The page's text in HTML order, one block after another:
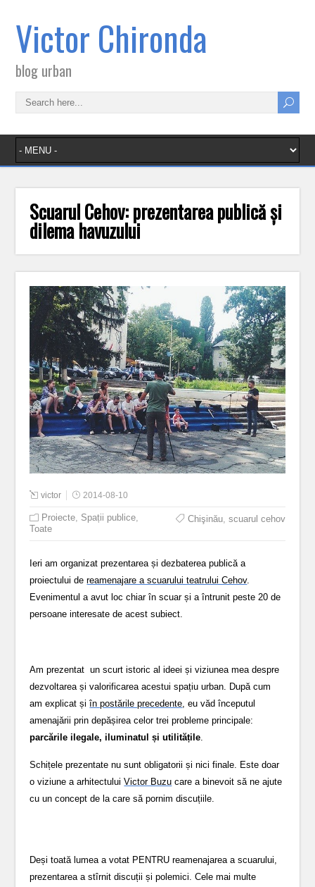
Victor Chironda
blog urban
Scuarul Cehov: prezentarea publică și
dilema havuzului
victor 2014-08-10
Proiecte Spații publice
Toate
Chişinău, scuarul cehov
Ieri am organizat prezentarea și dezbaterea publică a
proiectului dereamenajare a scuarului teatrului Cehov.
Evenimentul a avut loc chiar în scuar și a întrunit peste 20 de
persoane interesate de acest subiect.
Am prezentat un scurt istoric al ideei și viziunea mea despre
dezvoltarea și valorificarea acestui spațiu urban. După cum
am explicat șiîn postările precedente , eu văd începutul
amenajării prin depășirea celor trei probleme principale:
parcările ilegale, iluminatul și utilitățile
Schițele prezentate nu sunt obligatorii și nici finale. Este doar
o viziune a arhitectuluiVictor Buzu care a binevoit să ne ajute
cu un concept de la care să pornim discuțiile.
Deși toată lumea a votat PENTRU reamenajarea a scuarului,
prezentarea a stîrnit discuții și polemici. Cele mai multe